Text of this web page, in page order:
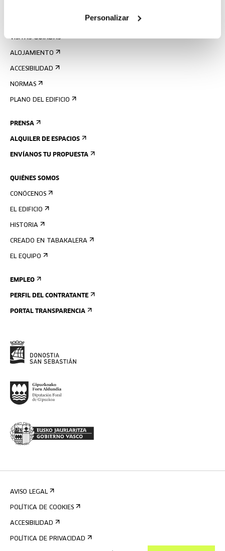
Personalizar
VISITAS GUIADAS
ALOJAMIENTO
ACCESIBILIDAD
NORMAS
PLANO DEL EDIFICIO
PRENSA
ALQUILER DE ESPACIOS
ENVÍANOS TU PROPUESTA
QUIÉNES SOMOS
CONÓCENOS
EL EDIFICIO
HISTORIA
CREADO EN TABAKALERA
EL EQUIPO
EMPLEO
PERFIL DEL CONTRATANTE
PORTAL TRANSPARENCIA
AVISO LEGAL
POLÍTICA DE COOKIES
ACCESIBILIDAD
POLÍTICA DE PRIVACIDAD